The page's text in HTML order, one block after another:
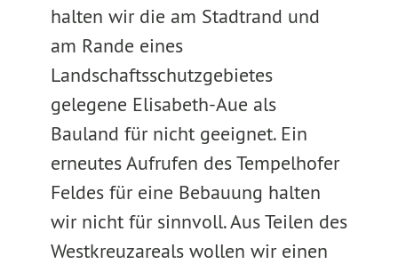
halten wir die am Stadtrand und
am Rande eines
Landschaftsschutzgebietes
gelegene Elisabeth-Aue als
Bauland für nicht geeignet. Ein
erneutes Aufrufen des Tempelhofer
Feldes für eine Bebauung halten
wir nicht für sinnvoll. Aus Teilen des
Westkreuzareals wollen wir einen